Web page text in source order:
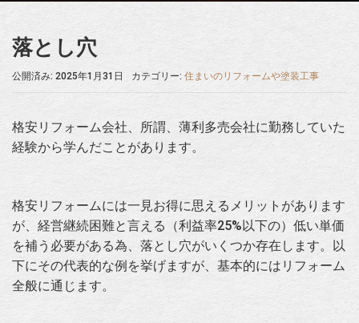
落とし穴
公開済み: 2025年1月31日 カテゴリー: 住まいのリフォームや塗装工事
格安リフォーム会社、所謂、薄利多売会社に勤務していた
経験から学んだことがあります。
格安リフォームには一見お得に思えるメリットがあります
が、経営継続困難と言える（利益率25%以下の）低い単価
を補う必要がある為、落とし穴がいくつか存在します。以
下にその代表的な例を挙げますが、基本的にはリフォーム
全般に通じます。